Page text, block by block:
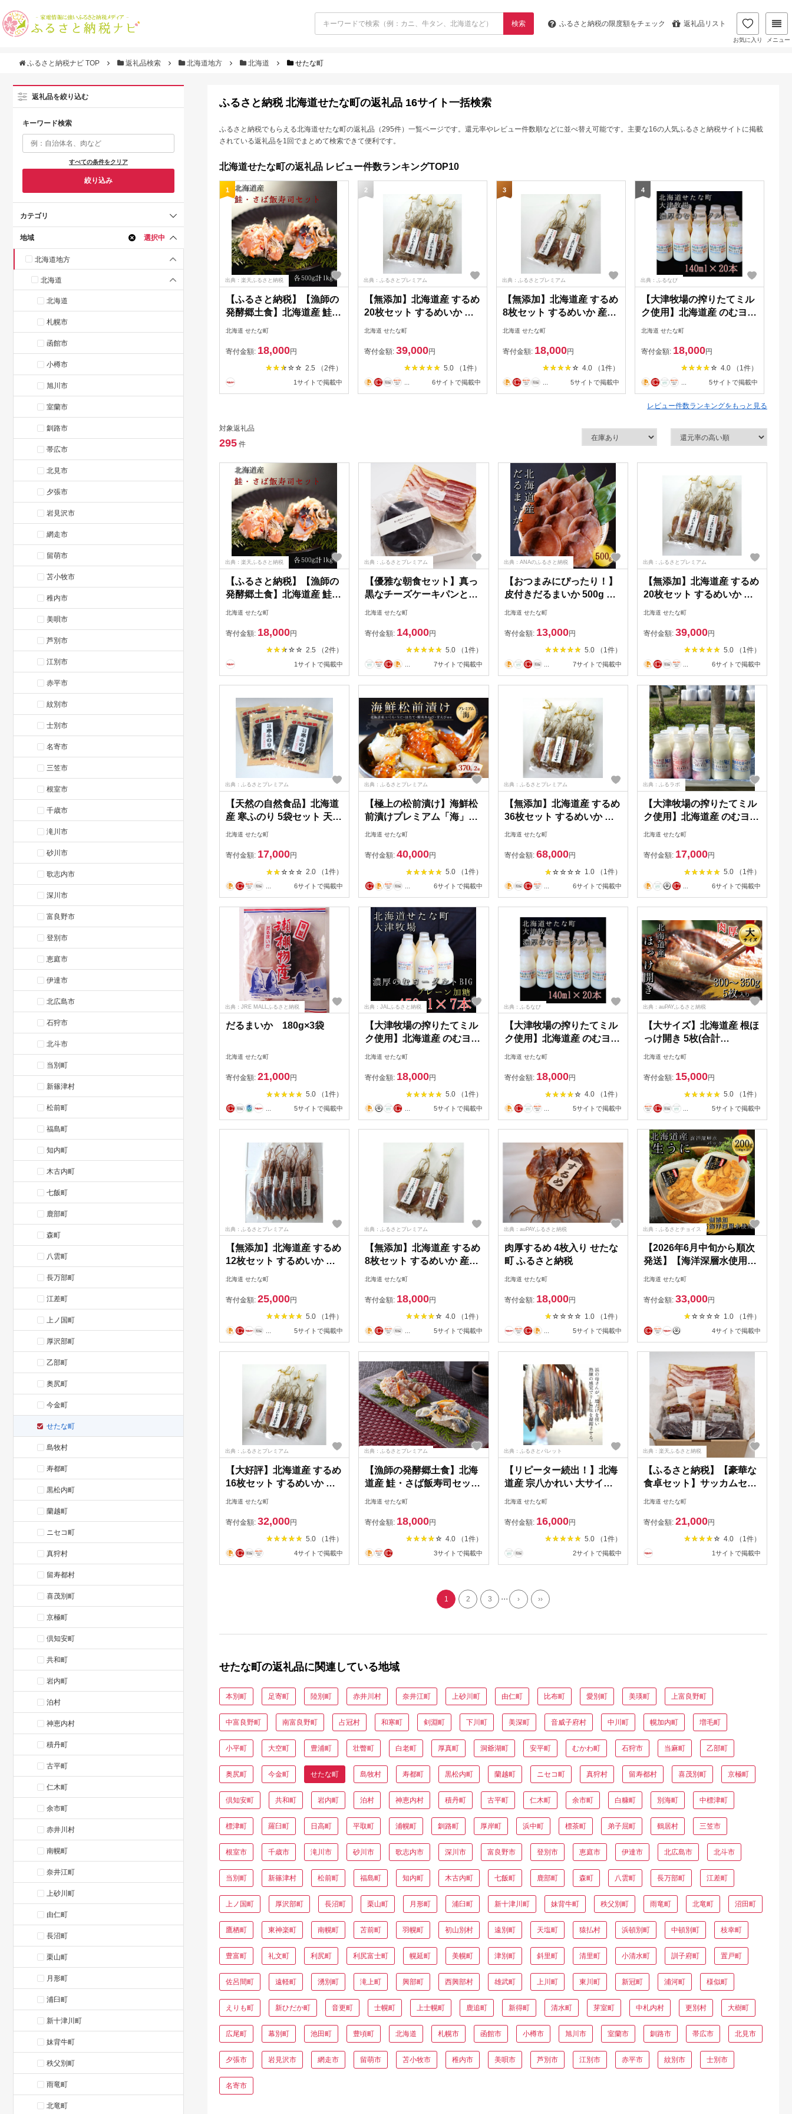
検索 ふるさと納税の限度額をチェック 返礼品リスト
お気に入り メニュー
ふるさと納税ナビ TOP 返礼品検索 北海道地方 北海道 せたな町
返礼品を絞り込む
キーワード検索
すべての条件をクリア
絞り込み
カテゴリ
地域 選択中
北海道地方
北海道
北海道
札幌市
函館市
小樽市
旭川市
室蘭市
釧路市
帯広市
北見市
夕張市
岩見沢市
網走市
留萌市
苫小牧市
稚内市
美唄市
芦別市
江別市
赤平市
紋別市
士別市
名寄市
三笠市
根室市
千歳市
滝川市
砂川市
歌志内市
深川市
富良野市
登別市
恵庭市
伊達市
北広島市
石狩市
北斗市
当別町
新篠津村
松前町
福島町
知内町
木古内町
七飯町
鹿部町
森町
八雲町
長万部町
江差町
上ノ国町
厚沢部町
乙部町
奥尻町
今金町
せたな町
島牧村
寿都町
黒松内町
蘭越町
ニセコ町
真狩村
留寿都村
喜茂別町
京極町
倶知安町
共和町
岩内町
泊村
神恵内村
積丹町
古平町
仁木町
余市町
赤井川村
南幌町
奈井江町
上砂川町
由仁町
長沼町
栗山町
月形町
浦臼町
新十津川町
妹背牛町
秩父別町
雨竜町
北竜町
ふるさと納税 北海道せたな町の返礼品 16サイト一括検索
ふるさと納税でもらえる北海道せたな町の返礼品（295件）一覧ページです。還元率やレビュー件数順などに並べ替え可能です。主要な16の人気ふるさと納税サイトに掲載
されている返礼品を1回でまとめて検索できて便利です。
北海道せたな町の返礼品 レビュー件数ランキングTOP10
1
出典：楽天ふるさと納税
【ふるさと納税】【漁師の
発酵郷土食】北海道産 鮭
さば 飯寿司 セット 計1kg
北海道 せたな町
寄付金額: 18,000円
2.5 （2件）
1サイトで掲載中
2
出典：ふるさとプレミアム
【無添加】北海道産 するめ
20枚セット するめいか 産
地直送 ダイエット 炙り お
さと納税
北海道 せたな町
寄付金額: 39,000円
5.0 （1件）
6サイトで掲載中
3
出典：ふるさとプレミアム
【無添加】北海道産 するめ
8枚セット するめいか 産地
直送 ダイエット 炙り おつ
と納税
北海道 せたな町
寄付金額: 18,000円
4.0 （1件）
5サイトで掲載中
4
出典：ふるなび
【大津牧場の搾りたてミル
ク使用】北海道産 のむヨー
グルト プレーン加糖
ット 産地直送 牛乳 ヨーグ
ルト せたな町 ふるさと納
税
北海道 せたな町
寄付金額: 18,000円
4.0 （1件）
5サイトで掲載中
レビュー件数ランキングをもっと見る
対象返礼品
295 件
出典：楽天ふるさと納税
【ふるさと納税】【漁師の
発酵郷土食】北海道産 鮭
さば 飯寿司 セット 計1kg
北海道 せたな町
寄付金額: 18,000円
2.5 （2件）
1サイトで掲載中
出典：ふるさとプレミアム
【優雅な朝食セット】真っ
黒なチーズケーキパンとベ
ーコンスライスセット チー
イーツ クリームチーズ お
つまみ お取り寄せ ギフト
豚肉 北海道 せたな町 ふる
さと納税
北海道 せたな町
寄付金額: 14,000円
5.0 （1件）
7サイトで掲載中
出典：ANAのふるさと納税
【おつまみにぴったり！】
皮付きだるまいか 500g す
るめいか 海鮮 珍味 旬 干物
子 せたな町 ふるさと納税
北海道 せたな町
寄付金額: 13,000円
5.0 （1件）
7サイトで掲載中
出典：ふるさとプレミアム
【無添加】北海道産 するめ
20枚セット するめいか 産
地直送 ダイエット 炙り お
さと納税
北海道 せたな町
寄付金額: 39,000円
5.0 （1件）
6サイトで掲載中
出典：ふるさとプレミアム
【天然の自然食品】北海道
産 寒ふのり 5袋セット 天日
干し 海鮮 味噌汁 酢の物 サ
るさと納税
北海道 せたな町
寄付金額: 17,000円
2.0 （1件）
6サイトで掲載中
出典：ふるさとプレミアム
【極上の松前漬け】海鮮松
前漬けプレミアム「海」
370g×2箱 北海道産 通販 い
ホタテ貝柱 甘えび 海鮮 せ
たな町 ふるさと納税
北海道 せたな町
寄付金額:40,000円
5.0 （1件）
6サイトで掲載中
出典：ふるさとプレミアム
【無添加】北海道産 するめ
36枚セット するめいか 産
地直送 ダイエット 炙り お
さと納税
北海道 せたな町
寄付金額: 68,000円
1.0 （1件）
6サイトで掲載中
出典：ふるラボ
【大津牧場の搾りたてミル
ク使用】北海道産 のむヨー
グルト 18本セット プレー
ゴ ブルーベリー ビーツ ダ
イエット 産地直送 牛乳 ヨ
ーグルト せたな町 ふるさ
北海道 せたな町
寄付金額: 17,000円
5.0 （1件）
6サイトで掲載中
出典：JRE MALLふるさと納税
だるまいか 180g×3袋
北海道 せたな町
寄付金額: 21,000円
5.0 （1件）
5サイトで掲載中
出典：JALふるさと納税
【大津牧場の搾りたてミル
ク使用】北海道産 のむヨー
グルトBIG プレーン加糖
ト 産地直送 牛乳 ヨーグル
ト せたな町 ふるさと納税
北海道 せたな町
寄付金額: 18,000円
5.0 （1件）
5サイトで掲載中
出典：ふるなび
【大津牧場の搾りたてミル
ク使用】北海道産 のむヨー
グルト プレーン加糖
ット 産地直送 牛乳 ヨーグ
ルト せたな町 ふるさと納
税
北海道 せたな町
寄付金額: 18,000円
4.0 （1件）
5サイトで掲載中
出典：auPAYふるさと納税
【大サイズ】北海道産 根ほ
っけ開き 5枚(合計
1.5~1.75kg) 真空パック 旬
鮮 せたな町 ふるさと納税
北海道 せたな町
寄付金額: 15,000円
5.0 （1件）
5サイトで掲載中
出典：ふるさとプレミアム
【無添加】北海道産 するめ
12枚セット するめいか 産
地直送 ダイエット 炙り お
さと納税
北海道 せたな町
寄付金額: 25,000円
5.0 （1件）
5サイトで掲載中
出典：ふるさとプレミアム
【無添加】北海道産 するめ
8枚セット するめいか 産地
直送 ダイエット 炙り おつ
と納税
北海道 せたな町
寄付金額: 18,000円
4.0 （1件）
5サイトで掲載中
出典：auPAYふるさと納税
肉厚するめ 4枚入り せたな
町 ふるさと納税
北海道 せたな町
寄付金額: 18,000円
1.0 （1件）
5サイトで掲載中
出典：ふるさとチョイス
【2026年6月中旬から順次
発送】【海洋深層水使用】
北海道産生うに100g×2個
旬 パスタ 寿司 焼き
うに丼 海鮮 せたな町
ふるさと納税
北海道 せたな町
寄付金額: 33,000円
1.0 （1件）
4サイトで掲載中
出典：ふるさとプレミアム
【大好評】北海道産 するめ
16枚セット するめいか 産
地直送 無添加 ダイエット
町 ふるさと納税
北海道 せたな町
寄付金額: 32,000円
5.0 （1件）
4サイトで掲載中
出典：ふるさとプレミアム
【漁師の発酵郷土食】北海
道産 鮭・さば飯寿司セット
計1kg 秋鮭 海鮮 旬 通販 せ
北海道 せたな町
寄付金額: 18,000円
4.0 （1件）
3サイトで掲載中
出典：ふるさとパレット
【リピーター続出！】北海
道産 宗八かれい 大サイズ
10枚(約2kg) カレイ 一夜干
焼き 唐揚げ 海鮮 せたな町
ふるさと納税
北海道 せたな町
寄付金額: 16,000円
5.0 （1件）
2サイトで掲載中
出典：楽天ふるさと納税
【ふるさと納税】【豪華な
食卓セット】サッカムセタ
ナイ こだわり燻製 スイー
ソーセージ 豚レバー テリ
ーヌ ショコラ パウンドケ
ーキ チョコレート デザー
ト おつまみ 盛り合わせ お
北海道 せたな町
寄付金額: 21,000円
4.0 （1件）
1サイトで掲載中
1 2 3 ... › ››
せたな町の返礼品に関連している地域
本別町 足寄町 陸別町 赤井川村 奈井江町 上砂川町 由仁町 比布町 愛別町 美瑛町 上富良野町
中富良野町 南富良野町 占冠村 和寒町 剣淵町 下川町 美深町 音威子府村 中川町 幌加内町 増毛町
小平町 大空町 豊浦町 壮瞥町 白老町 厚真町 洞爺湖町 安平町 むかわ町 石狩市 当麻町 乙部町
奥尻町 今金町 せたな町 島牧村 寿都町 黒松内町 蘭越町 ニセコ町 真狩村 留寿都村 喜茂別町 京極町
倶知安町 共和町 岩内町 泊村 神恵内村 積丹町 古平町 仁木町 余市町 白糠町 別海町 中標津町
標津町 羅臼町 日高町 平取町 浦幌町 釧路町 厚岸町 浜中町 標茶町 弟子屈町 鶴居村 三笠市
根室市 千歳市 滝川市 砂川市 歌志内市 深川市 富良野市 登別市 恵庭市 伊達市 北広島市 北斗市
当別町 新篠津村 松前町 福島町 知内町 木古内町 七飯町 鹿部町 森町 八雲町 長万部町 江差町
上ノ国町 厚沢部町 長沼町 栗山町 月形町 浦臼町 新十津川町 妹背牛町 秩父別町 雨竜町 北竜町 沼田町
鷹栖町 東神楽町 南幌町 苫前町 羽幌町 初山別村 遠別町 天塩町 猿払村 浜頓別町 中頓別町 枝幸町
豊富町 礼文町 利尻町 利尻富士町 幌延町 美幌町 津別町 斜里町 清里町 小清水町 訓子府町 置戸町
佐呂間町 遠軽町 湧別町 滝上町 興部町 西興部村 雄武町 上川町 東川町 新冠町 浦河町 様似町
えりも町 新ひだか町 音更町 士幌町 上士幌町 鹿追町 新得町 清水町 芽室町 中札内村 更別村 大樹町
広尾町 幕別町 池田町 豊頃町 北海道 札幌市 函館市 小樽市 旭川市 室蘭市 釧路市 帯広市 北見市
夕張市 岩見沢市 網走市 留萌市 苫小牧市 稚内市 美唄市 芦別市 江別市 赤平市 紋別市 士別市
名寄市